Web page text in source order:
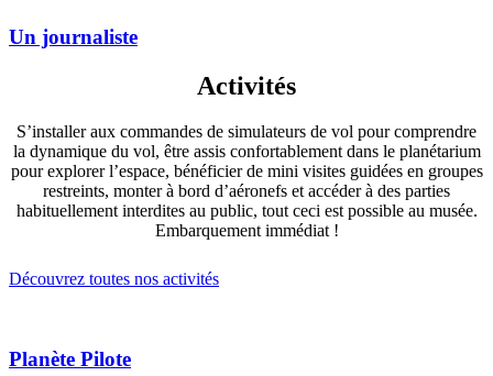
Un journaliste
Activités
S’installer aux commandes de simulateurs de vol pour comprendre
la dynamique du vol, être assis confortablement dans le planétarium
pour explorer l’espace, bénéficier de mini visites guidées en groupes
restreints, monter à bord d’aéronefs et accéder à des parties
habituellement interdites au public, tout ceci est possible au musée.
Embarquement immédiat !
Découvrez toutes nos activités
Planète Pilote